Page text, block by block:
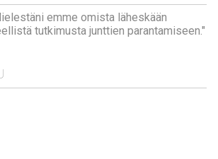
emme omista läheskään
tutkimusta junttien parantamiseen."